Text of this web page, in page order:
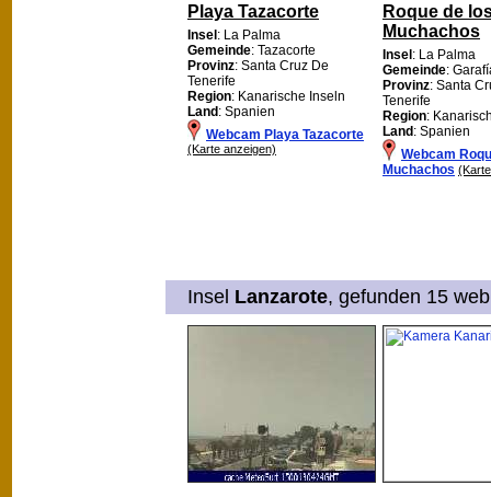
Playa Tazacorte
Insel: La Palma
Gemeinde: Tazacorte
Provinz: Santa Cruz De
Tenerife
Region: Kanarische Inseln
Land: Spanien
Webcam Playa Tazacorte
(Karte anzeigen)
Roque de
Muchachos
Insel: La Palma
Gemeinde:
Provinz: Santa
Tenerife
Region:
Land: Spanien
Webcam
Muchachos
Insel Lanzarote, gefunden 15